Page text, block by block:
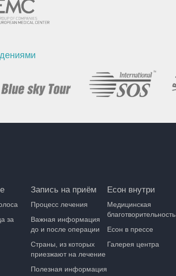
за
Запись на приём
Процесс лечения
Важная информация
до и после операции
Страны, из которых
приезжают на лечение
Полезная информация
Есон внутри
Медицинская
благотворительность
Есон в прессе
Галерея центра